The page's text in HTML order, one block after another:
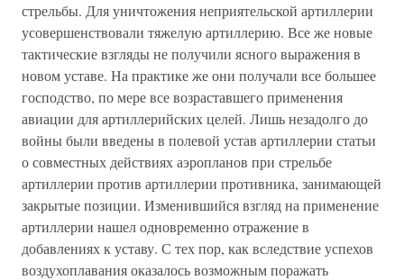
стрельбы. Для уничтожения неприятельской артиллерии
усовершенствовали тяжелую артиллерию. Все же новые
тактические взгляды не получили ясного выражения в
новом уставе. На практике же они получали все большее
господство, по мере все возраставшего применения
авиации для артиллерийских целей. Лишь незадолго до
войны были введены в полевой устав артиллерии статьи
о совместных действиях аэропланов при стрельбе
артиллерии против артиллерии противника, занимающей
закрытые позиции. Изменившийся взгляд на применение
артиллерии нашел одновременно отражение в
добавлениях к уставу. С тех пор, как вследствие успехов
воздухоплавания оказалось возможным поражать